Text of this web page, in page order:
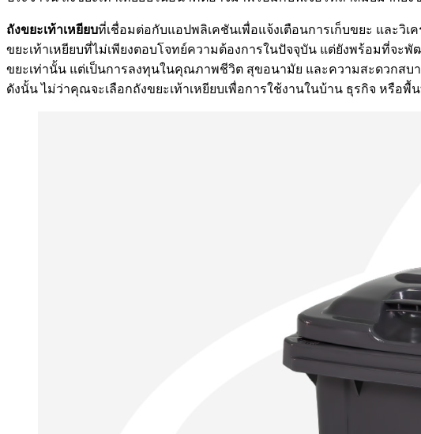
ถังขยะเท้าเหยียบที่เชื่อมต่อกับแอปพลิเคชันเพื่อแจ้งเตือนการเก็บขยะ และ
ขยะเท้าเหยียบที่ไม่เพียงตอบโจทย์ความต้องการในปัจจุบัน แต่ยังพร้อมที่จะ
ขยะเท่านั้น แต่เป็นการลงทุนในคุณภาพชีวิต สุขอนามัย และความสะดวกสบ
ดังนั้น ไม่ว่าคุณจะเลือกถังขยะเท้าเหยียบเพื่อการใช้งานในบ้าน ธุรกิจ หรือพื้